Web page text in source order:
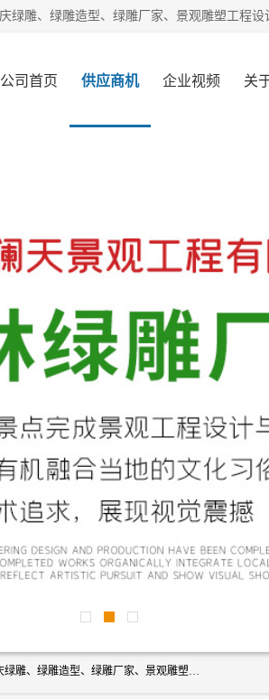
公司首页 供应商机 企业视频 关
宿迁净澜天景观工程有限公司经营范围包括草雕、植物雕塑、景区绿雕、国庆绿雕、绿雕造型、绿雕厂家、景观雕塑工程设计、施工;绿化工程设计、施工、养护;绿化苗木、盆景种植、销售;是一家大型立体花坛草雕绿雕、五色草造型绿雕，仿真植物绿雕、稻草人工艺品、不锈钢雕塑等策划制作厂家，提供绿雕设计，制作,加工，及安装一站式服务。